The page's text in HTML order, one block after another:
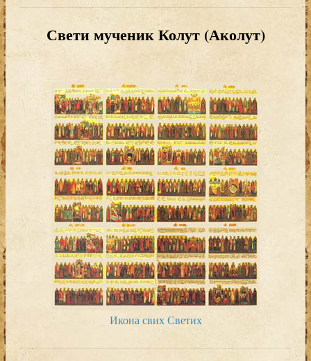
Свети мученик Колут (Аколут)
Икона свих Светих